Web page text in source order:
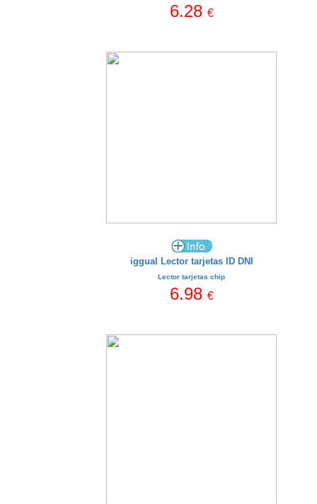
6.28 €
iggual Lector tarjetas ID DNI
Lector tarjetas chip
6.98 €